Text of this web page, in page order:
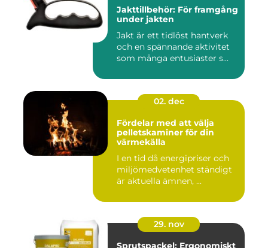
Jakttillbehör: För framgång
under jakten
Jakt är ett tidlöst hantverk
och en spännande aktivitet
som många entusiaster s...
02. dec
Fördelar med att välja
pelletskaminer för din
värmekälla
I en tid då energipriser och
miljömedvetenhet ständigt
är aktuella ämnen, ...
29. nov
Sprutspackel: Ergonomiskt